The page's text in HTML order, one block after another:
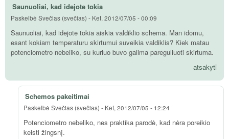
Saunuoliai, kad idejote tokia
Paskelbė Svečias (svečias) - Ket, 2012/07/05 - 00:09
Saunuoliai, kad idejote tokia aiskia valdiklio schema. Man idomu,
esant kokiam temperaturu skirtumui suveikia valdiklis? Kiek matau
potenciometro nebeliko, su kuriuo buvo galima pareguliuoti skirtuma.
atsakyti
Schemos pakeitimai
Paskelbė Svečias (svečias) - Ket, 2012/07/05 - 12:24
Potenciometro nebeliko, nes praktika parodė, kad nėra poreikio
keisti žingsnį.